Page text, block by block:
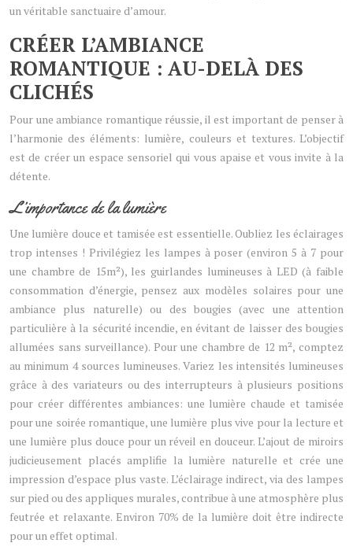
un véritable sanctuaire d’amour.
CRÉER L’AMBIANCE
ROMANTIQUE : AU-DELÀ DES
CLICHÉS
Pour une ambiance romantique réussie, il est important de penser à
l’harmonie des éléments: lumière, couleurs et textures. L’objectif
est de créer un espace sensoriel qui vous apaise et vous invite à la
détente.
L’importance de la lumière
Une lumière douce et tamisée est essentielle. Oubliez les éclairages
trop intenses ! Privilégiez les lampes à poser (environ 5 à 7 pour
une chambre de 15m²), les guirlandes lumineuses à LED (à faible
consommation d’énergie, pensez aux modèles solaires pour une
ambiance plus naturelle) ou des bougies (avec une attention
particulière à la sécurité incendie, en évitant de laisser des bougies
allumées sans surveillance). Pour une chambre de 12 m², comptez
au minimum 4 sources lumineuses. Variez les intensités lumineuses
grâce à des variateurs ou des interrupteurs à plusieurs positions
pour créer différentes ambiances: une lumière chaude et tamisée
pour une soirée romantique, une lumière plus vive pour la lecture et
une lumière plus douce pour un réveil en douceur. L’ajout de miroirs
judicieusement placés amplifie la lumière naturelle et crée une
impression d’espace plus vaste. L’éclairage indirect, via des lampes
sur pied ou des appliques murales, contribue à une atmosphère plus
feutrée et relaxante. Environ 70% de la lumière doit être indirecte
pour un effet optimal.